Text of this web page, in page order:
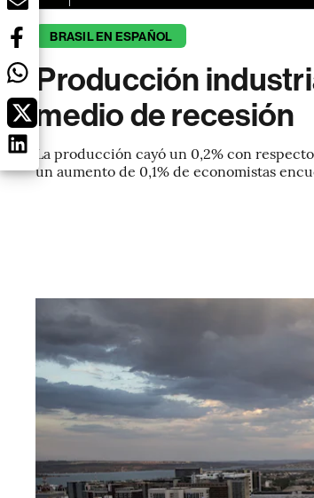
BRASIL EN ESPAÑOL
Producción
medio de recesión
La producción cayó un 0,2% con
un aumento de 0,1% de economistas